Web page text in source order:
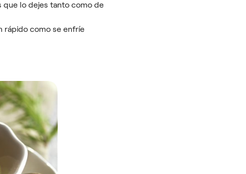
que lo dejes tanto como de
rápido como se enfríe